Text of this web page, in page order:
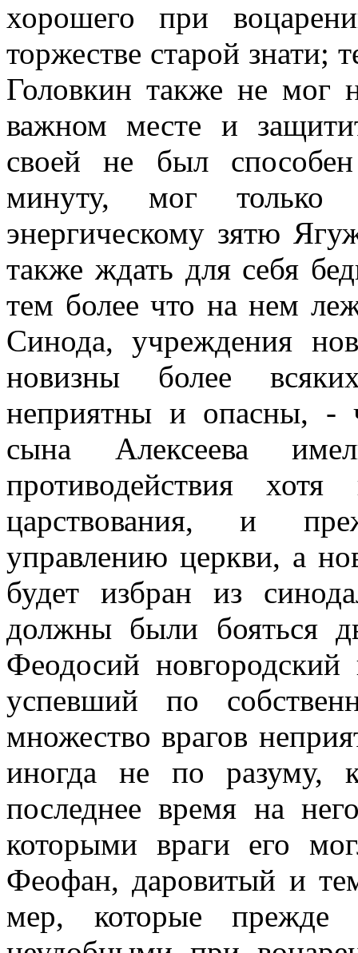
хорошего при
торжестве старой знати;
Головкин также не мог
важном месте и
своей не был
минуту, мог только
энергическому зятю
также ждать для себя
тем более что на нем
Синода, учреждения
новизны более
неприятны и опасны, -
сына Алексеева
противодействия
царствования, и
управлению церкви, а
будет избран из
должны были бояться
Феодосий
успевший по
множество врагов
иногда не по разуму,
последнее время на
которыми враги его
Феофан, даровитый и
мер, которые прежде